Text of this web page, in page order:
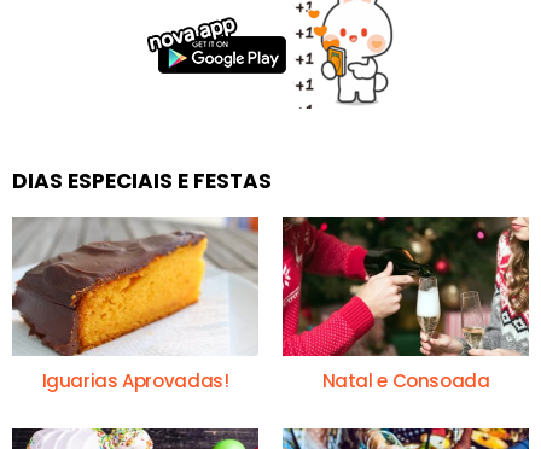
DIAS ESPECIAIS E FESTAS
Iguarias Aprovadas! Natal e Consoada